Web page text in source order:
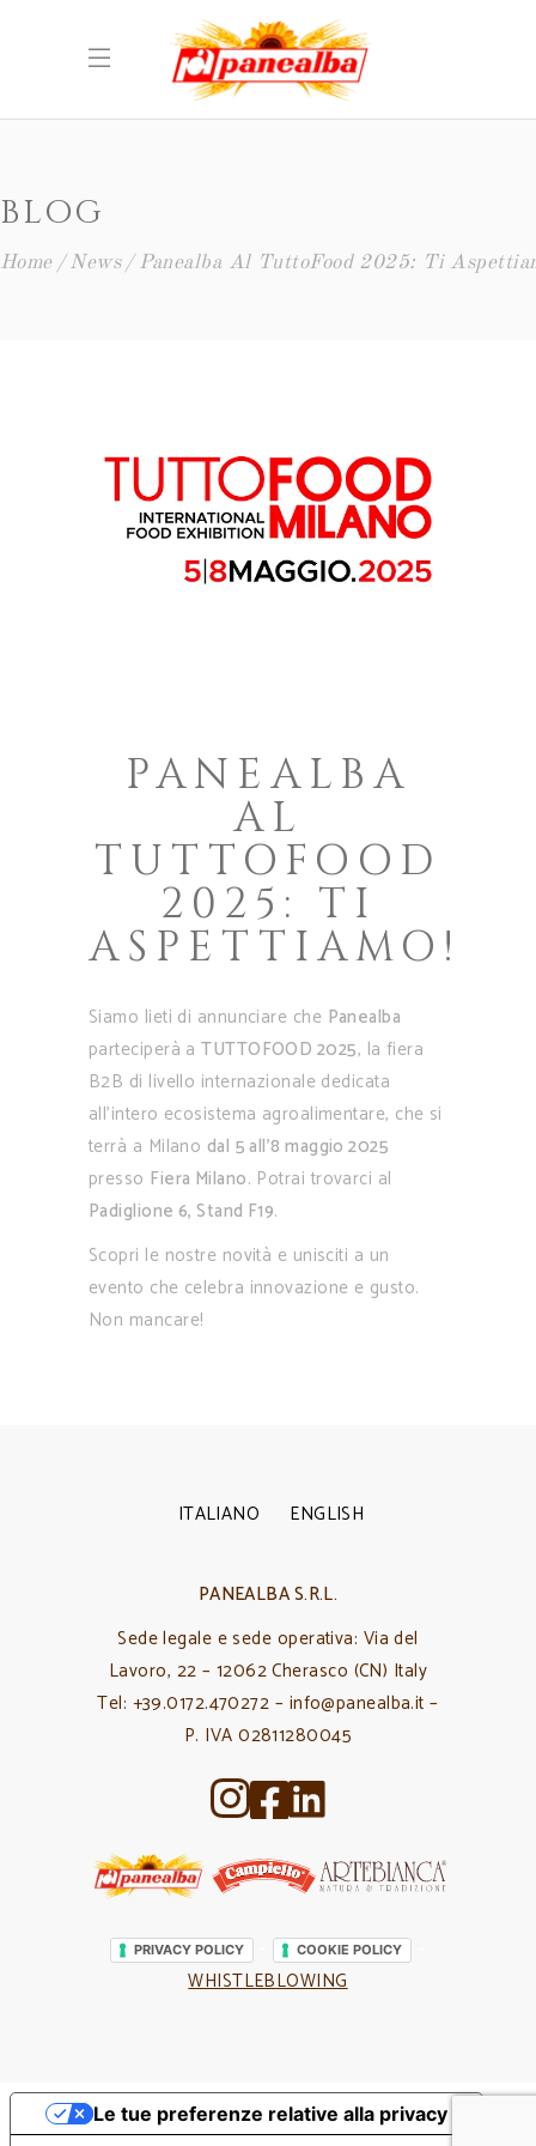
BLOG
Home News Panealba Al TuttoFood 2025: Ti
PANEALBA
AL
TUTTOFOOD
2025: TI
ASPETTIAMO!
Siamo lieti di annunciare che Panealba
parteciperà aTUTTOFOOD 2025, la fiera
B2B di livello internazionale dedicata
all’intero ecosistema agroalimentare, che si
terrà a Milano dal 5 all’8 maggio 2025
presso Fiera Milano. Potrai trovarci al
Padiglione 6, Stand F19.
Scopri le nostre novità e unisciti a un
evento che celebra innovazione e gusto.
Non mancare!
ITALIANO ENGLISH
PANEALBA S.R.L.
Sede legale e sede operativa: Via del
Lavoro, 22 – 12062 Cherasco (CN) Italy
Tel: +39.0172.470272 – info@panealba.it –
P. IVA 02811280045
PRIVACY POLICY – COOKIE POLICY
WHISTLEBLOWING
Le tue preferenze relative alla privacy